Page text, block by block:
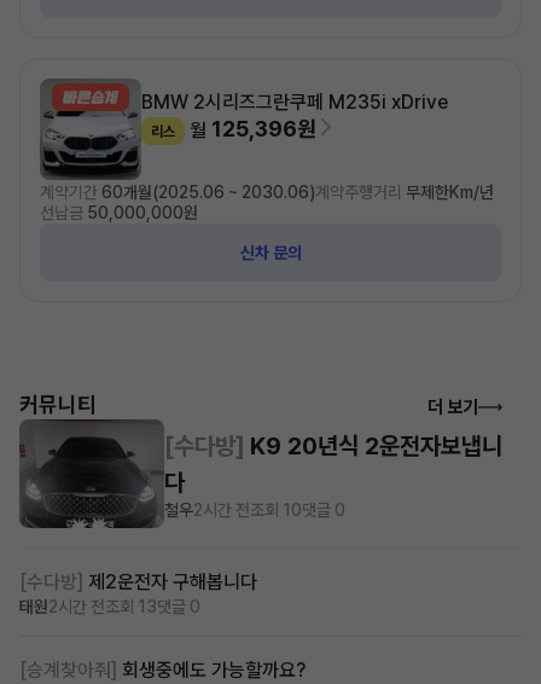
BMW 2시리즈그란쿠페 M235i xDrive
리스 월 125,396원
계약기간 60개월(2025.06 ~ 2030.06)계약주행거리 무제한Km/년
선납금 50,000,000원
신차 문의
커뮤니티 더 보기
[수다방] 제2운전자 구해봅니다
태원2시간 전조회 13댓글 0
[승계찾아줘] 회생중에도 가능할까요?
[수다방] K9 20년식 2운전자보냅니
다
철우2시간 전조회 10댓글 0